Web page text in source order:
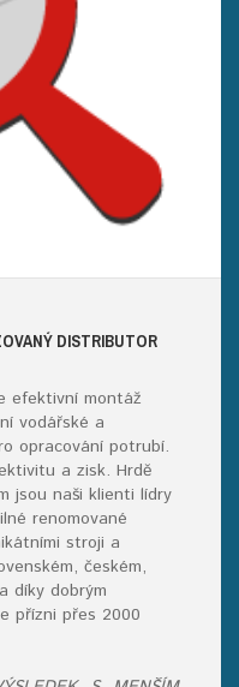
DISTRIBUTOR
efektivní montáž
vodářské a
opracování potrubí.
a zisk. Hrdě
jsou naši klienti lídry
renomované
stroji a
českém,
díky dobrým
přízni přes 2000